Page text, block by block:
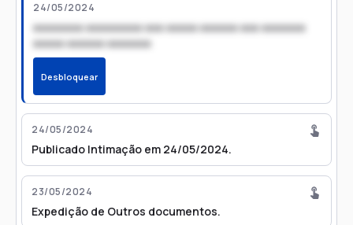
24/05/2024
xxxxxxxx xxxxxxxxx xxx xxxxx xxxxxx xxx xxxxxxx
xxxxx xxxxxx xxxxxxx
Desbloquear
24/05/2024
Publicado Intimação em 24/05/2024.
23/05/2024
Expedição de Outros documentos.